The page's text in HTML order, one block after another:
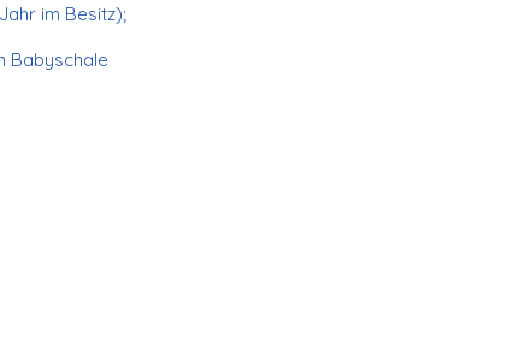
im Besitz);
Babyschale